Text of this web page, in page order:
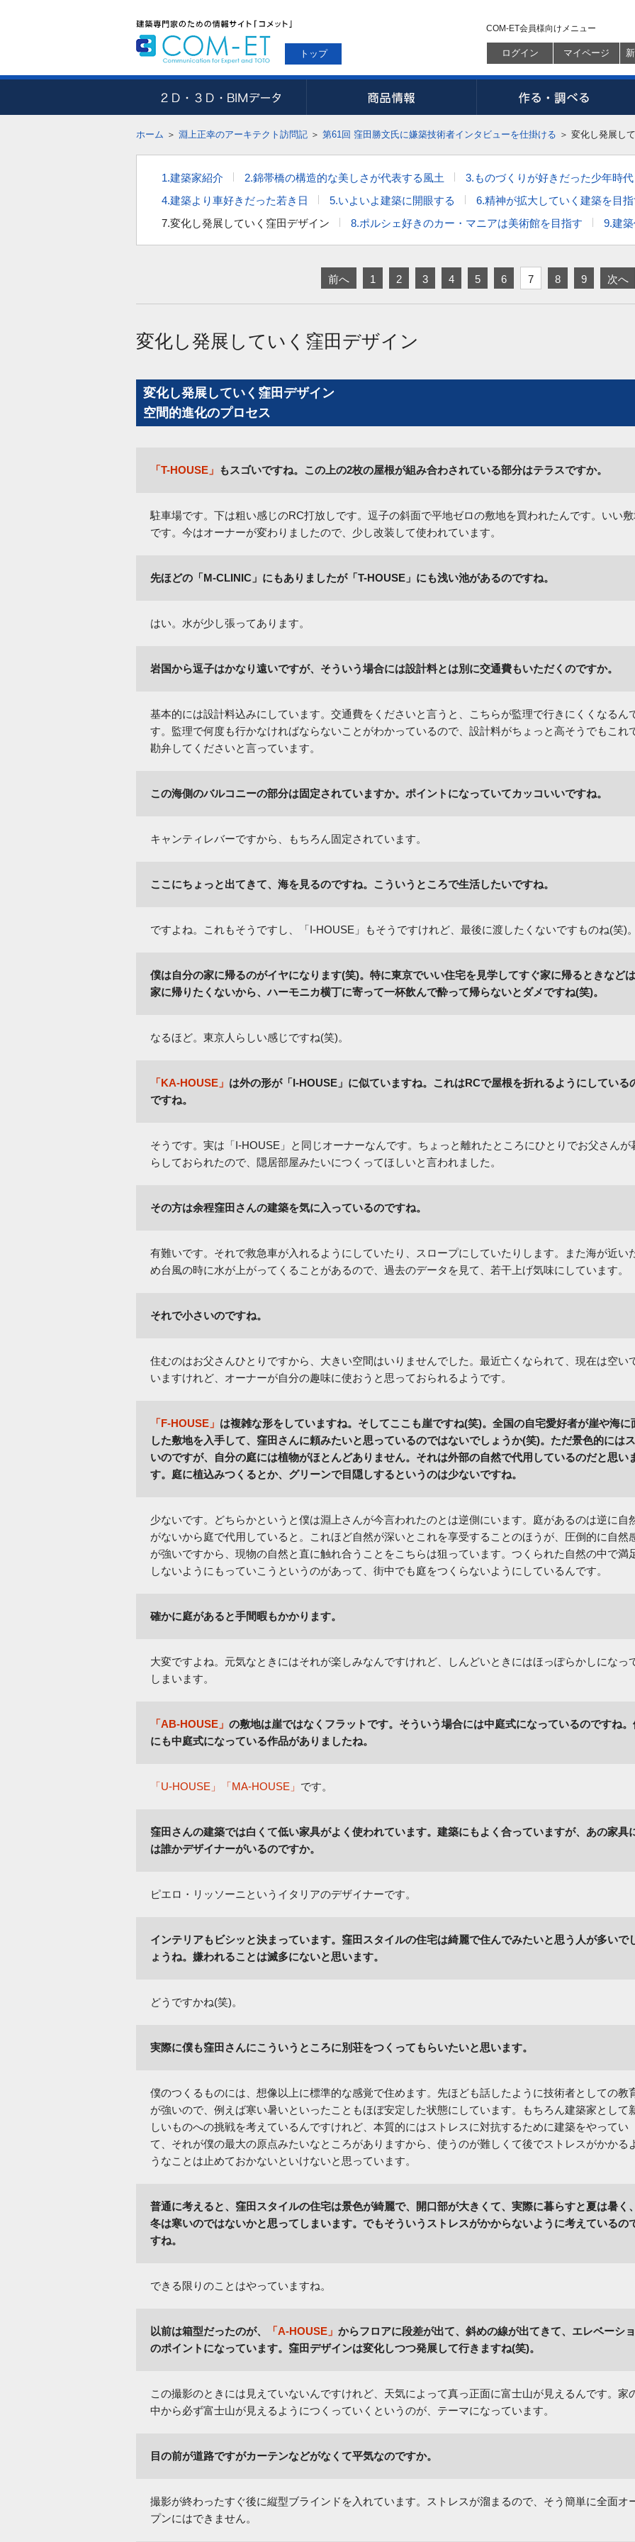
トップ
COM-ET会員様向けメニュー
ログイン マイページ
ホーム ＞ 淵上正幸のアーキテクト訪問記 ＞ 第61回 窪田勝文氏に嫌築技術者インタビューを仕掛ける ＞ 変化し発展し
1.建築家紹介 2.錦帯橋の構造的な美しさが代表する風土
3.ものづくりが好きだった少年時代
4.建築より車好きだった若き日
5.いよいよ建築に開眼する
6.精神が拡大していく建築を目指
7.変化し発展していく窪田デザイン
8.ポルシェ好きのカー・マニアは美術館を目指す 9.建
前へ 1 2 3 4 5 6 7 8 9 次へ
変化し発展していく窪田デザイン
変化し発展していく窪田デザイン
空間的進化のプロセス
「T-HOUSE」 もスゴいですね。この上の2枚の屋根が組み合わされている部分はテラスですか。
駐車場です。下は粗い感じのRC打放しです。逗子の斜面で平地ゼロの敷地を買われたんです。いい
です。今はオーナーが変わりましたので、少し改装して使われています。
先ほどの「M-CLINIC」にもありましたが「T-HOUSE」にも浅い池があるのですね。
はい。水が少し張ってあります。
岩国から逗子はかなり遠いですが、そういう場合には設計料とは別に交通費もいただくのですか。
基本的には設計料込みにしています。交通費をくださいと言うと、こちらが監理で行きにくくなるん
す。監理で何度も行かなければならないことがわかっているので、設計料がちょっと高そうでもこれ
勘弁してくださいと言っています。
この海側のバルコニーの部分は固定されていますか。ポイントになっていてカッコいいですね。
キャンティレバーですから、もちろん固定されています。
ここにちょっと出てきて、海を見るのですね。こういうところで生活したいですね。
ですよね。これもそうですし、「I-HOUSE」もそうですけれど、最後に渡したくないですものね(笑)。
僕は自分の家に帰るのがイヤになります(笑)。特に東京でいい住宅を見学してすぐ家に帰るときなどは
家に帰りたくないから、ハーモニカ横丁に寄って一杯飲んで酔って帰らないとダメですね(笑)。
なるほど。東京人らしい感じですね(笑)。
「KA-HOUSE」 は外の形が「I-HOUSE」に似ていますね。これはRCで屋根を折れるようにしている
ですね。
そうです。実は「I-HOUSE」と同じオーナーなんです。ちょっと離れたところにひとりでお父さんが
らしておられたので、隠居部屋みたいにつくってほしいと言われました。
その方は余程窪田さんの建築を気に入っているのですね。
有難いです。それで救急車が入れるようにしていたり、スロープにしていたりします。また海が近い
め台風の時に水が上がってくることがあるので、過去のデータを見て、若干上げ気味にしています。
それで小さいのですね。
住むのはお父さんひとりですから、大きい空間はいりませんでした。最近亡くなられて、現在は空い
いますけれど、オーナーが自分の趣味に使おうと思っておられるようです。
「F-HOUSE」 は複雑な形をしていますね。そしてここも崖ですね(笑)。全国の自宅愛好者が崖や海に
した敷地を入手して、窪田さんに頼みたいと思っているのではないでしょうか(笑)。ただ景色的には
いのですが、自分の庭には植物がほとんどありません。それは外部の自然で代用しているのだと思い
す。庭に植込みつくるとか、グリーンで目隠しするというのは少ないですね。
少ないです。どちらかというと僕は淵上さんが今言われたのとは逆側にいます。庭があるのは逆に自
がないから庭で代用していると。これほど自然が深いとこれを享受することのほうが、圧倒的に自然
が強いですから、現物の自然と直に触れ合うことをこちらは狙っています。つくられた自然の中で満
しないようにもっていこうというのがあって、街中でも庭をつくらないようにしているんです。
確かに庭があると手間暇もかかります。
大変ですよね。元気なときにはそれが楽しみなんですけれど、しんどいときにはほっぽらかしになっ
しまいます。
「AB-HOUSE」 の敷地は崖ではなくフラットです。そういう場合には中庭式になっているのですね。
にも中庭式になっている作品がありましたね。
「U-HOUSE」「MA-HOUSE」 です。
窪田さんの建築では白くて低い家具がよく使われています。建築にもよく合っていますが、あの家具
は誰かデザイナーがいるのですか。
ピエロ・リッソーニというイタリアのデザイナーです。
インテリアもビシッと決まっています。窪田スタイルの住宅は綺麗で住んでみたいと思う人が多いで
ょうね。嫌われることは滅多にないと思います。
どうですかね(笑)。
実際に僕も窪田さんにこういうところに別荘をつくってもらいたいと思います。
僕のつくるものには、想像以上に標準的な感覚で住めます。先ほども話したように技術者としての教
が強いので、例えば寒い暑いといったこともほぼ安定した状態にしています。もちろん建築家として
しいものへの挑戦を考えているんですけれど、本質的にはストレスに対抗するために建築をやってい
て、それが僕の最大の原点みたいなところがありますから、使うのが難しくて後でストレスがかかる
うなことは止めておかないといけないと思っています。
普通に考えると、窪田スタイルの住宅は景色が綺麗で、開口部が大きくて、実際に暮らすと夏は暑く、
冬は寒いのではないかと思ってしまいます。でもそういうストレスがかからないように考えているの
すね。
できる限りのことはやっていますね。
以前は箱型だったのが、 「A-HOUSE」 からフロアに段差が出て、斜めの線が出てきて、エレベーシ
のポイントになっています。窪田デザインは変化しつつ発展して行きますね(笑)。
この撮影のときには見えていないんですけれど、天気によって真っ正面に富士山が見えるんです。家
中から必ず富士山が見えるようにつくっていくというのが、テーマになっています。
目の前が道路ですがカーテンなどがなくて平気なのですか。
撮影が終わったすぐ後に縦型ブラインドを入れています。ストレスが溜まるので、そう簡単に全面オ
プンにはできません。